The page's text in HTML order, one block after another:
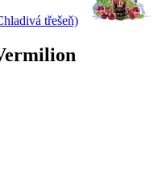
třešeň)